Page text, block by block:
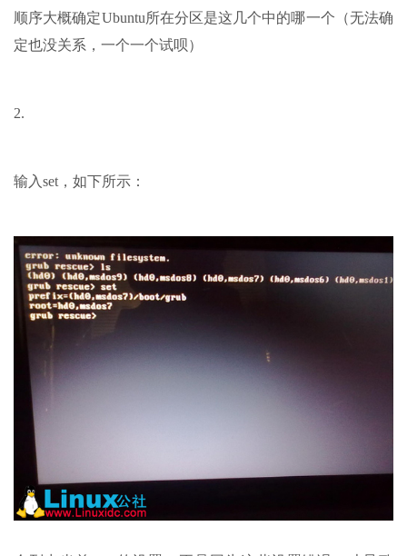
顺序大概确定Ubuntu所在分区是这几个中的哪一个（无法确
定也没关系，一个一个试呗）
2.
输入set，如下所示：